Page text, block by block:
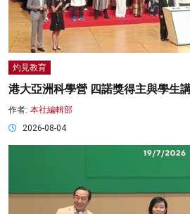
灼見教育
港大亞洲科學營 四諾獎得主與學生
作者: 本社編輯部
2026-08-04